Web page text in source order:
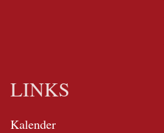
LINKS
Kalender